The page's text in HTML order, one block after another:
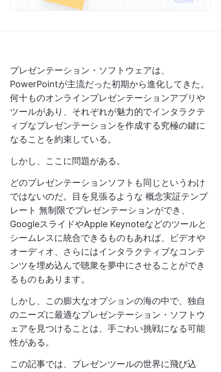
プレゼンテーション・ソフトウェアは、
PowerPointが主流だった初期から進化してきた。
何十ものオンラインプレゼンテーションアプリや
ツールがあり、それぞれが魅力的でインタラクテ
ィブなプレゼンテーションを作成する究極の鍵に
なることを約束している。
しかし、ここに問題がある。
どのプレゼンテーションソフトも同じというわけ
ではないのだ。目を見張るような 概念実証テンプ
レート 無制限でプレゼンテーションができ、
GoogleスライドやApple Keynoteなどのツールと
シームレスに統合できるものもあれば、ビデオや
オーディオ、さらにはインタラクティブなコンテ
ンツを埋め込んで聴衆を夢中にさせることができ
るものもあります。
しかし、この膨大なオプションの海の中で、独自
のニーズに最適なプレゼンテーション・ソフトウ
ェアを見つけることは、手ごわい挑戦になる可能
性がある。
この記事では、プレゼンツールの世界に飛び込